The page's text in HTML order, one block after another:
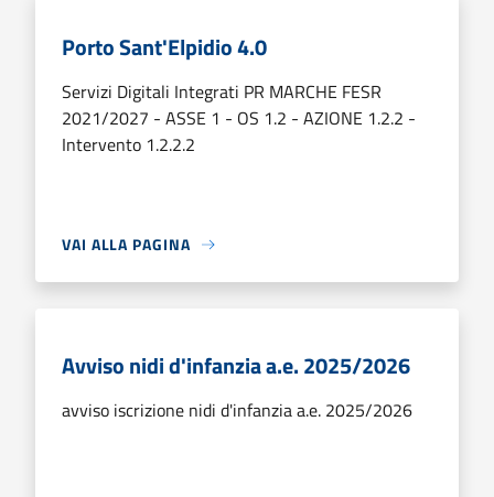
Porto Sant'Elpidio 4.0
Servizi Digitali Integrati PR MARCHE FESR
2021/2027 - ASSE 1 - OS 1.2 - AZIONE 1.2.2 -
Intervento 1.2.2.2
VAI ALLA PAGINA
Avviso nidi d'infanzia a.e. 2025/2026
avviso iscrizione nidi d'infanzia a.e. 2025/2026